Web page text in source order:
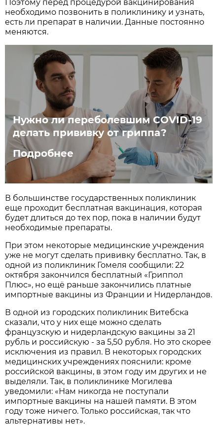
Поэтому перед процедурой вакцинирования
необходимо позвонить в поликлинику и узнать,
есть ли препарат в наличии. Данные постоянно
меняются.
Нужно ли переболевшим COVID-19
делать прививку от гриппа?
Подробнее
В большинстве государственных поликлиник
еще проходит бесплатная вакцинация, которая
будет длиться до тех пор, пока в наличии будут
необходимые препараты.
При этом некоторые медицинские учреждения
уже не могут сделать прививку бесплатно. Так, в
одной из поликлиник Гомеля сообщили: 22
октября закончился бесплатный «Гриппол
Плюс», но ещё раньше закончились платные
импортные вакцины из Франции и Нидерландов.
В одной из городских поликлиник Витебска
сказали, что у них еще можно сделать
французскую и нидерландскую вакцины за 21
рубль и российскую - за 5,50 рубля. Но это скорее
исключения из правил. В некоторых городских
медицинских учреждениях пояснили: кроме
российской вакцины, в этом году им других и не
выделяли. Так, в поликлинике Могилева
уведомили: «Нам никогда не поступали
импортные вакцины на нашей памяти. В этом
году тоже ничего. Только российская, так что
альтернативы нет».